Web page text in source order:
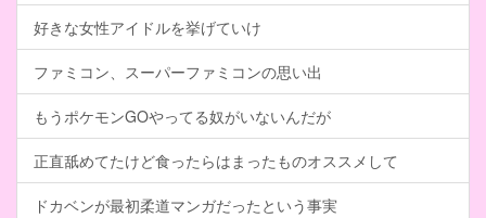
好きな女性アイドルを挙げていけ
ファミコン、スーパーファミコンの思い出
もうポケモンGOやってる奴がいないんだが
正直舐めてたけど食ったらはまったものオススメして
ドカベンが最初柔道マンガだったという事実